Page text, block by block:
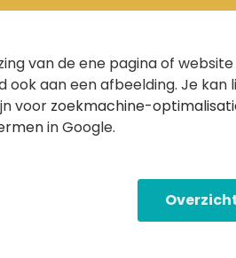
van de ene pagina of
aan een afbeelding. Je kan
voor zoekmachine-
in Google.